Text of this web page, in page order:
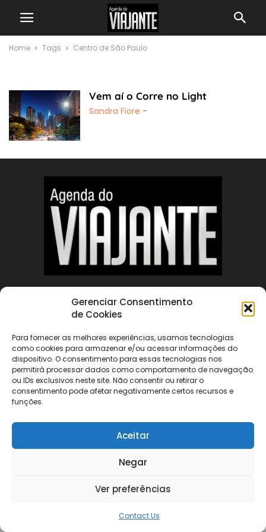
Gerenciar Consentimento
de Cookies
Para fornecer as melhores experiências, usamos tecnologias
como cookies para armazenar e/ou acessar informações do
dispositivo. O consentimento para essas tecnologias nos
permitirá processar dados como comportamento de navegação
ou IDs exclusivos neste site. Não consentir ou retirar o
consentimento pode afetar negativamente certos recursos e
funções.
Aceitar
Negar
Ver preferências
Contact Us
Home Tags Centro de São Paulo
Vem aí o Corre no Light
Sandra Fiore -
ABOUT US
FOLLOW US
©